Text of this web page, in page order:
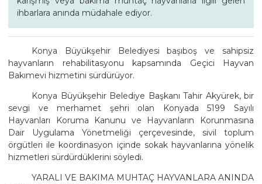
ihbarlara anında müdahale ediyor.
Konya Büyükşehir Belediyesi başıboş ve sahipsiz
hayvanların rehabilitasyonu kapsamında Geçici Hayvan
Bakımevi hizmetini sürdürüyor.
Konya Büyükşehir Belediye Başkanı Tahir Akyürek, bir
sevgi ve merhamet şehri olan Konyada 5199 Sayılı
Hayvanları Koruma Kanunu ve Hayvanların Korunmasına
Dair Uygulama Yönetmeliği çerçevesinde, sivil toplum
örgütleri ile koordinasyon içinde sokak hayvanlarına yönelik
hizmetleri sürdürdüklerini söyledi.
YARALI VE BAKIMA MUHTAÇ HAYVANLARA ANINDA